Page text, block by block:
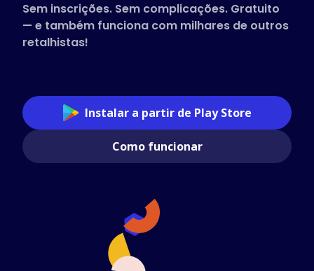
Sem inscrições. Sem complicações. Gratuito
— e também funciona com milhares de outros
retalhistas!
Instalar a partir de Play Store
Como funcionar